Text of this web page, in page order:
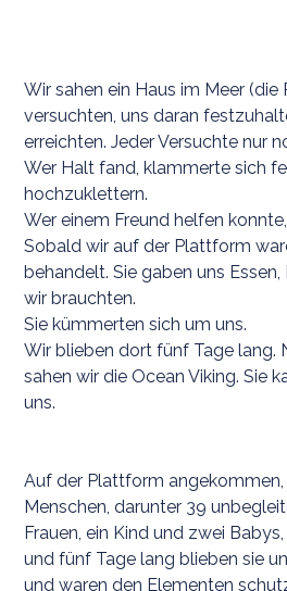
Wir sahen ein Haus im Meer
versuchten, uns daran
erreichten. Jeder Versuchte nur
Wer Halt fand, klammerte sich
hochzuklettern.
Wer einem Freund helfen
Sobald wir auf der Plattform
behandelt. Sie gaben uns
wir brauchten.
Sie kümmerten sich um uns.
Wir blieben dort fünf Tage lang.
sahen wir die Ocean Viking. Sie
uns.
Auf der Plattform angekommen,
Menschen, darunter 39
Frauen, ein Kind und zwei
und fünf Tage lang blieben sie
und waren den Elementen